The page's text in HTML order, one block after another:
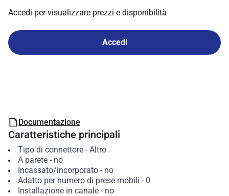
Accedi per visualizzare prezzi e disponibilità
Accedi
Documentazione
Caratteristiche principali
Tipo di connettore- Altro
A parete- no
Incassato/incorporato- no
Adatto per numero di prese mobili - 0
Installazione in canale- no